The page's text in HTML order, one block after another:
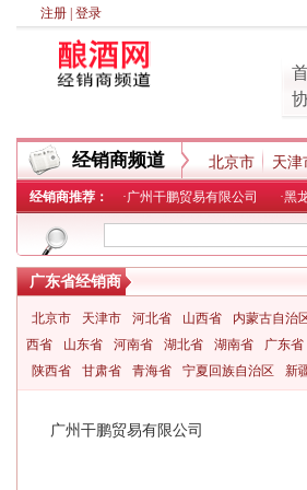
注册 登录
经销商频道 北京市 天津
经销商推荐： ·广州干鹏贸易有限公司 ·黑
广东省经销商
北京市 天津市 河北省 山西省 内蒙古自治
西省
山东省 河南省 湖北省 湖南省 广东省
陕西省
甘肃省 青海省 宁夏回族自治区 新
广州干鹏贸易有限公司